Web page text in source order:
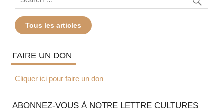
Tous les articles
FAIRE UN DON
Cliquer ici pour faire un don
ABONNEZ-VOUS À NOTRE LETTRE CULTURES